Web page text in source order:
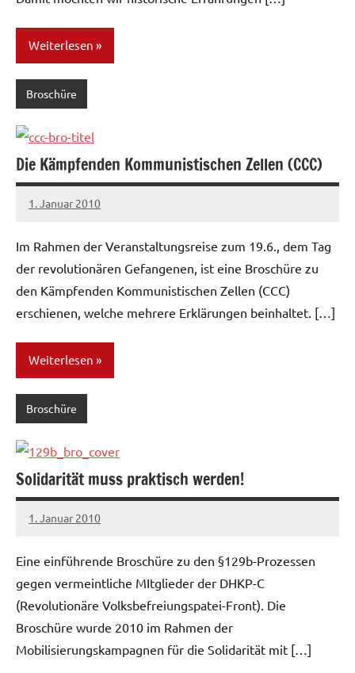
Weiterlesen
Broschüre
Die Kämpfenden Kommunistischen Zellen (CCC)
1. Januar 2010
admin
Im Rahmen der Veranstaltungsreise zum 19.6., dem Tag
der revolutionären Gefangenen, ist eine Broschüre zu
den Kämpfenden Kommunistischen Zellen (CCC)
erschienen, welche mehrere Erklärungen beinhaltet. […]
Weiterlesen
Broschüre
Solidarität muss praktisch werden!
1. Januar 2010
admin
Eine einführende Broschüre zu den §129b-Prozessen
gegen vermeintliche MItglieder der DHKP-C
(Revolutionäre Volksbefreiungspatei-Front). Die
Broschüre wurde 2010 im Rahmen der
Mobilisierungskampagnen für die Solidarität mit […]